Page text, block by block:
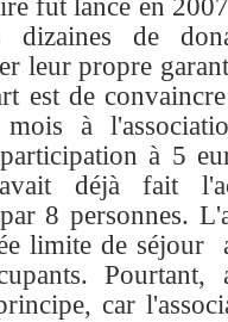
fut lancé en
dizaines de
leur propre
est de
à
à 5
déjà fait
8 personnes.
limite de séjour
Pourtant,
car